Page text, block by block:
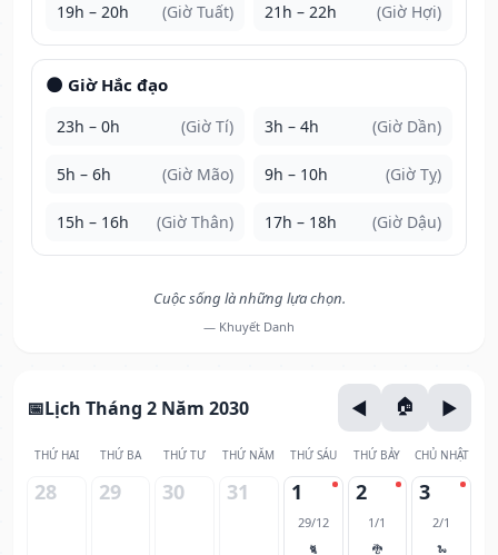
19h – 20h (Giờ Tuất) 21h – 22h (Giờ Hợi)
🌑 Giờ Hắc đạo
23h – 0h (Giờ Tí) 3h – 4h (Giờ Dần)
5h – 6h (Giờ Mão) 9h – 10h (Giờ Tỵ)
15h – 16h (Giờ Thân) 17h – 18h (Giờ Dậu)
Cuộc sống là những lựa chọn.
— Khuyết Danh
Lịch Tháng 2 Năm 2030
THỨ HAI THỨ BA THỨ TƯ THỨ NĂM THỨ SÁU THỨ BẢY CHỦ NHẬT
28 29 30 31 1
29/12
🐈
2
1/1
🐉
3
2/1
🐍